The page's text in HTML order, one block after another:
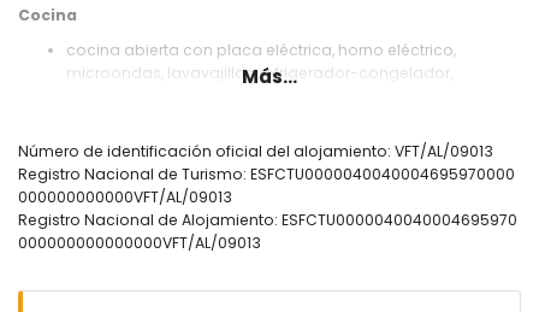
Cocina
cocina abierta con placa eléctrica, horno eléctrico,
microondas, lavavajillas, refrigerador-congelador,
dormitorio con aire acondicionado, cama tamaño queen
(midiendo 200 por 160 cm) y baño en suite
dormitorio con aire acondicionado y 2 camas individuales
(midiendo 200 por 80 cm)
Más...
Número de identificación oficial del alojamiento: VFT/AL/09013
Registro Nacional de Turismo: ESFCTU0000040040004695970000
000000000000VFT/AL/09013
Registro Nacional de Alojamiento: ESFCTU0000040040004695970
000000000000000VFT/AL/09013